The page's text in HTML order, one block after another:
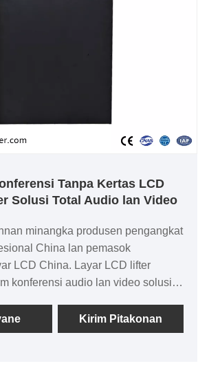
Tanpa Kertas LCD
Solusi Total Audio lan Video
minangka produsen pengangkat
China lan pemasok
LCD China. Layar LCD lifter
konferensi audio lan video solusi
peserta nonton layar, ora
saka papan patemon nalika ora
Kirim Pitakonan